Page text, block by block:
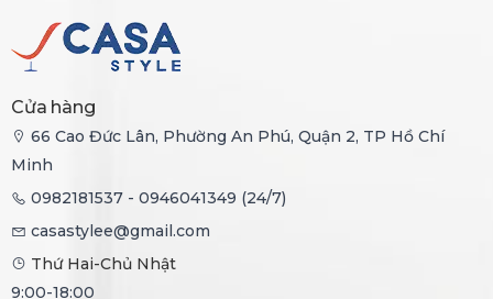
Cửa hàng
66 Cao Đức Lân, Phường An Phú, Quận 2, TP Hồ Chí
Minh
0982181537 - 0946041349 (24/7)
casastylee@gmail.com
Thứ Hai-Chủ Nhật
9:00-18:00